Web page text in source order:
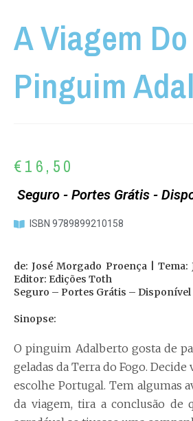
A Viagem Do
Pinguim
€16,50
Seguro - Portes Grátis -
ISBN 9789899210158
de: José Morgado Proença | Tema:
Editor: Edições Toth
Seguro – Portes Grátis –
Sinopse:
O pinguim Adalberto gosta de
geladas da Terra do Fogo. Decide
escolhe Portugal. Tem algumas
da viagem, tira a conclusão de